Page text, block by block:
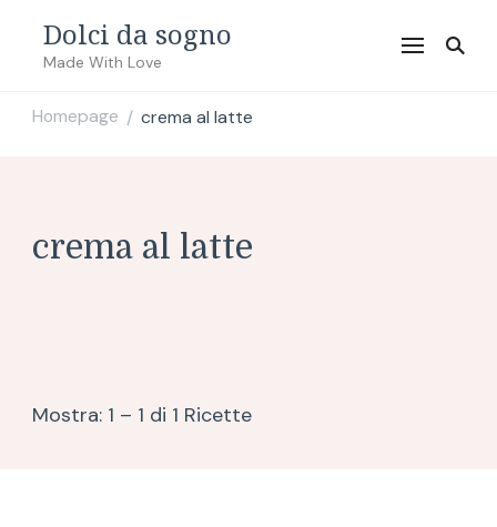
Dolci da sogno
Made With Love
Homepage / crema al latte
crema al latte
Mostra: 1 – 1 di 1 Ricette